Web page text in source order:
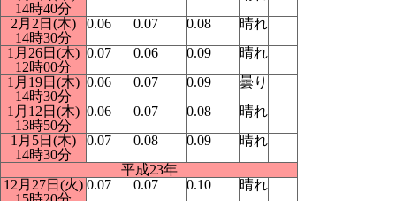
14時40分
2月2日(木)
14時30分
0.06 0.07 0.08
晴れ
1月26日(木)
12時00分
0.07 0.06 0.09
晴れ
1月19日(木)
14時30分
0.06 0.07 0.09
曇り
1月12日(木)
13時50分
0.06 0.07 0.08
晴れ
1月5日(木)
14時30分
0.07 0.08 0.09
晴れ
平成23年
12月27日(火) 0.07 0.07 0.10
晴れ